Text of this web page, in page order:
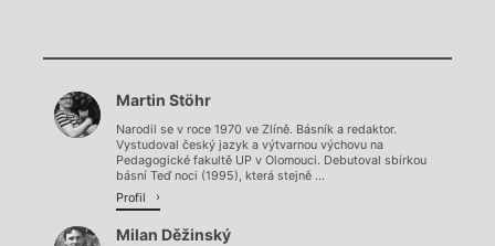
Chviličku.
Martin Stöhr
Narodil se v roce 1970 ve Zlíně. Básník a redaktor.
Vystudoval český jazyk a výtvarnou výchovu na
Pedagogické fakultě UP v Olomouci. Debutoval sbírkou
básní Teď noci (1995), která stejně ...
Profil
Milan Děžinský